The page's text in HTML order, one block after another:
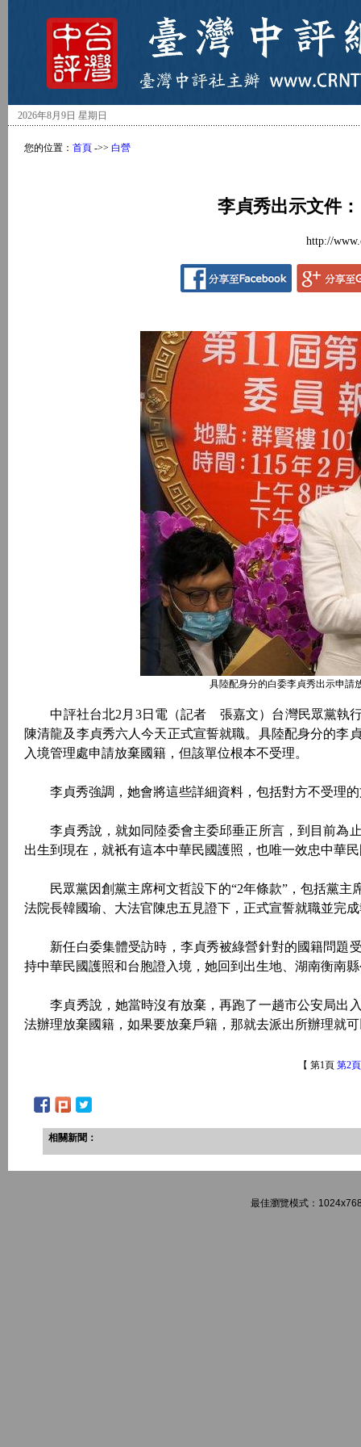
2026年8月9日 星期日
您的位置： 首頁 ->> 白營
李貞秀出示文件
http://
具陸配身分的白委李貞秀出示申
中評社台北2月3日電（記者 張嘉文）台灣民眾黨執行
陳清龍及李貞秀六人今天正式宣誓就職。具陸配身分的李
入境管理處申請放棄國籍，但該單位根本不受理。
李貞秀強調，她會將這些詳細資料，包括對方不受理的
李貞秀說，就如同陸委會主委邱垂正所言，到目前為
出生到現在，就衹有這本中華民國護照，也唯一效忠中華
民眾黨因創黨主席柯文哲設下的“2年條款”，包括黨主
法院長韓國瑜、大法官陳忠五見證下，正式宣誓就職並完
新任白委集體受訪時，李貞秀被綠營針對的國籍問題
持中華民國護照和台胞證入境，她回到出生地、湖南衡南
李貞秀說，她當時沒有放棄，再跑了一趟市公安局出
法辦理放棄國籍，如果要放棄戶籍，那就去派出所辦理就
【 第1頁 第2頁
相關新聞：
最佳瀏覽模式：